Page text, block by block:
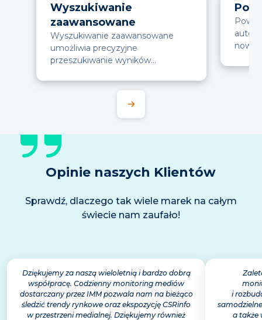
Wyszukiwanie
zaawansowane
Wyszukiwanie zaawansowane
umożliwia precyzyjne
przeszukiwanie wyników
Opinie naszych Klientów
Sprawdź, dlaczego tak wiele marek na całym
świecie nam zaufało!
Dziękujemy za naszą wieloletnią i bardzo dobrą
współpracę. Codzienny monitoring mediów
dostarczany przez IMM pozwala nam na bieżąco
śledzić trendy rynkowe oraz ekspozycję CSRinfo
w przestrzeni medialnej. Dziękujemy również
i
a także